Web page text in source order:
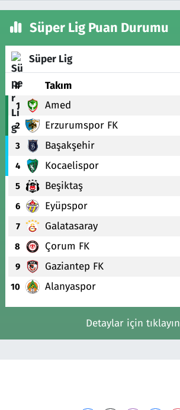
Süper Lig Puan Durumu
Süper Lig
# Takım
1 Amed
2 Erzurumspor FK
3 Başakşehir
4 Kocaelispor
5 Beşiktaş
6 Eyüpspor
7 Galatasaray
8 Çorum FK
9 Gaziantep FK
10 Alanyaspor
Detaylar için tıklayın